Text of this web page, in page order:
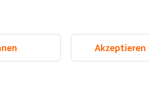
Akzeptieren